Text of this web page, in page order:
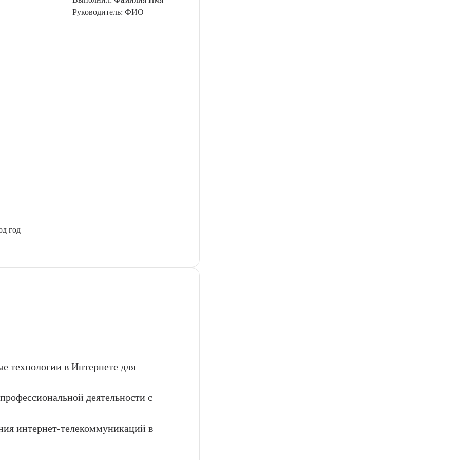
Руководитель: ФИО
год
технологии в Интернете для
деятельности с
интернет-телекоммуникаций в